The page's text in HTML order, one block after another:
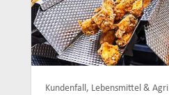
Kundenfall, Lebensmittel & Agri